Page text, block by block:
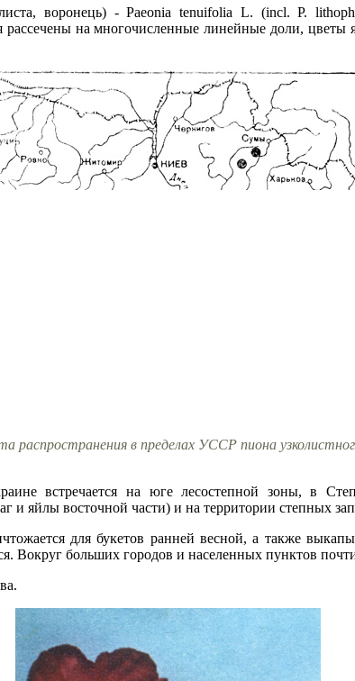
воронець) - Paeonia tenuifolia L. (incl. P.
на многочисленные линейные доли, цветы
распространения в пределах УССР пиона
встречается на юге лесостепной зоны, в
и яйлы восточной части) и на территории степных
для букетов ранней весной, а также
Вокруг больших городов и населенных пунктов